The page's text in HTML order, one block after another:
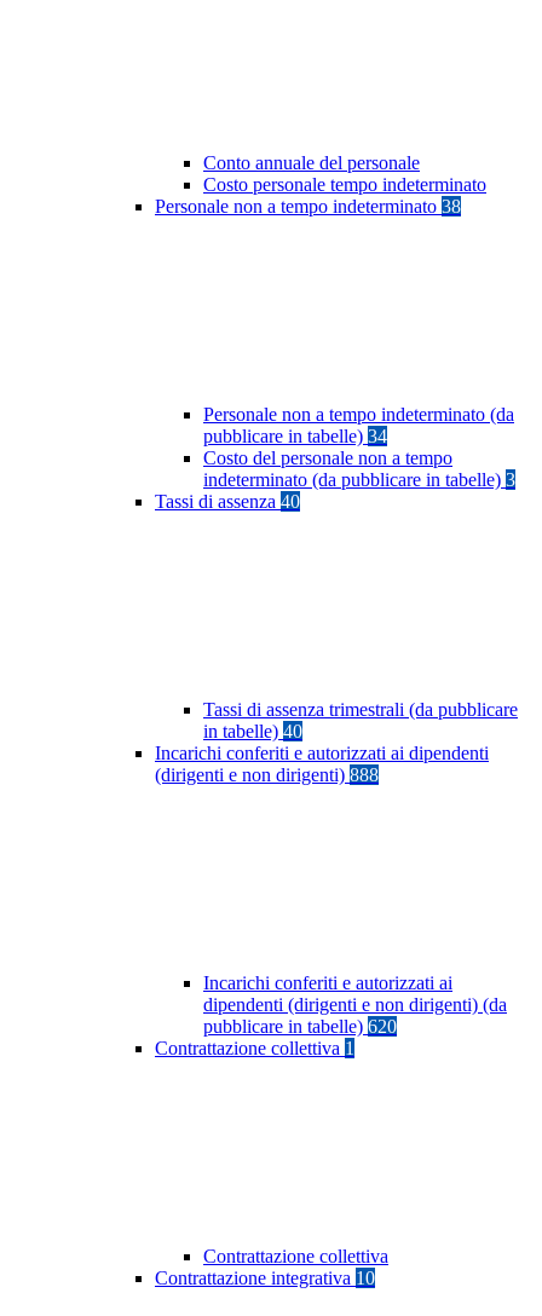
Conto annuale del personale
Costo personale tempo indeterminato
Personale non a tempo indeterminato 38
Personale non a tempo indeterminato (da
pubblicare in tabelle) 34
Costo del personale non a tempo
indeterminato (da pubblicare in tabelle) 3
Tassi di assenza 40
Tassi di assenza trimestrali (da pubblicare
in tabelle) 40
Incarichi conferiti e autorizzati ai dipendenti
(dirigenti e non dirigenti) 888
Incarichi conferiti e autorizzati ai
dipendenti (dirigenti e non dirigenti) (da
pubblicare in tabelle) 620
Contrattazione collettiva 1
Contrattazione collettiva
Contrattazione integrativa 10